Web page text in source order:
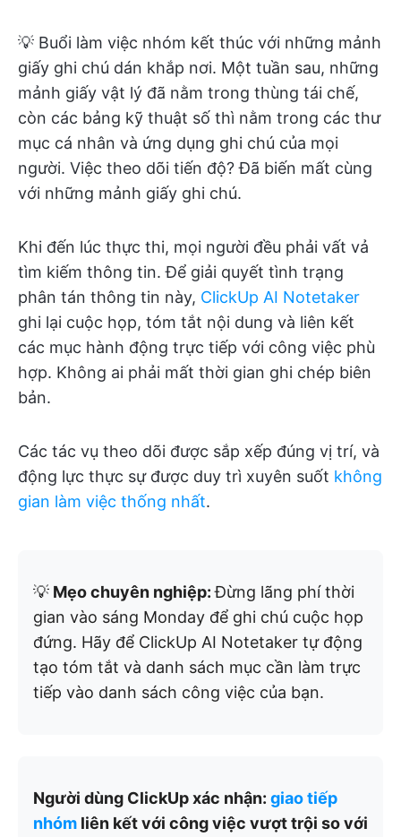
💡 Buổi làm việc nhóm kết thúc với những mảnh
giấy ghi chú dán khắp nơi. Một tuần sau, những
mảnh giấy vật lý đã nằm trong thùng tái chế,
còn các bảng kỹ thuật số thì nằm trong các thư
mục cá nhân và ứng dụng ghi chú của mọi
người. Việc theo dõi tiến độ? Đã biến mất cùng
với những mảnh giấy ghi chú.
Khi đến lúc thực thi, mọi người đều phải vất vả
tìm kiếm thông tin. Để giải quyết tình trạng
phân tán thông tin này, ClickUp AI Notetaker
ghi lại cuộc họp, tóm tắt nội dung và liên kết
các mục hành động trực tiếp với công việc phù
hợp. Không ai phải mất thời gian ghi chép biên
bản.
Các tác vụ theo dõi được sắp xếp đúng vị trí, và
động lực thực sự được duy trì xuyên suốt không
gian làm việc thống nhất.
💡 Mẹo chuyên nghiệp:Đừng lãng phí thời
gian vào sáng Monday để ghi chú cuộc họp
đứng. Hãy để ClickUp AI Notetaker tự động
tạo tóm tắt và danh sách mục cần làm trực
tiếp vào danh sách công việc của bạn.
Người dùng ClickUp xác nhận: giao tiếp
nhóm liên kết với công việc vượt trội so với